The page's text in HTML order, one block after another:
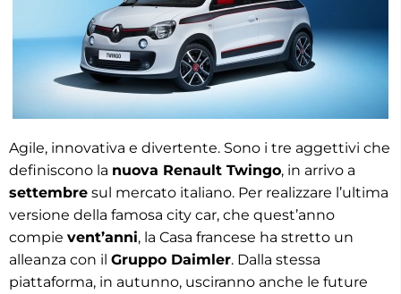
Agile, innovativa e divertente. Sono i tre aggettivi che
definiscono la nuova Renault Twingo, in arrivo a
settembre sul mercato italiano. Per realizzare l’ultima
versione della famosa city car, che quest’anno
compie vent’anni, la Casa francese ha stretto un
alleanza con il Gruppo Daimler. Dalla stessa
piattaforma, in autunno, usciranno anche le future